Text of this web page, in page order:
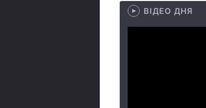
ВІДЕО ДНЯ